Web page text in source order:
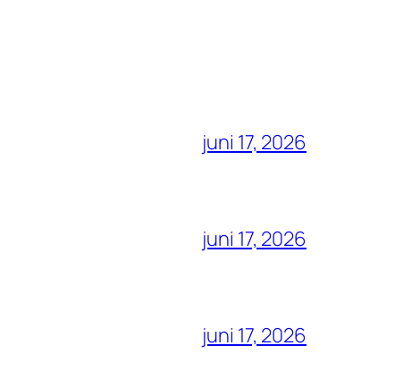
juni 17, 2026
juni 17, 2026
juni 17, 2026